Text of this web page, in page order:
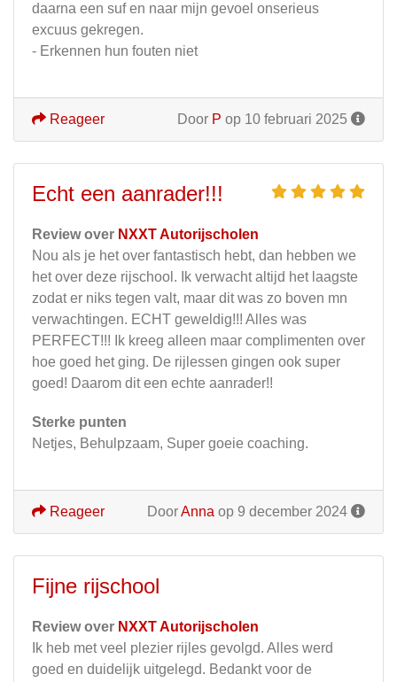
daarna een suf en naar mijn gevoel onserieus
excuus gekregen.
- Erkennen hun fouten niet
Door P op 10 februari 2025
Reageer
Echt een aanrader!!!
Review over NXXT Autorijscholen
Nou als je het over fantastisch hebt, dan hebben we
het over deze rijschool. Ik verwacht altijd het laagste
zodat er niks tegen valt, maar dit was zo boven mn
verwachtingen. ECHT geweldig!!! Alles was
PERFECT!!! Ik kreeg alleen maar complimenten over
hoe goed het ging. De rijlessen gingen ook super
goed! Daarom dit een echte aanrader!!
Sterke punten
Netjes, Behulpzaam, Super goeie coaching.
DoorAnna op 9 december 2024
Reageer
Fijne rijschool
Review over NXXT Autorijscholen
Ik heb met veel plezier rijles gevolgd. Alles werd
goed en duidelijk uitgelegd. Bedankt voor de